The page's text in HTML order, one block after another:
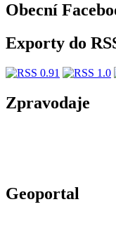
Obecní
Exporty do
Zpravodaje
Geoportal